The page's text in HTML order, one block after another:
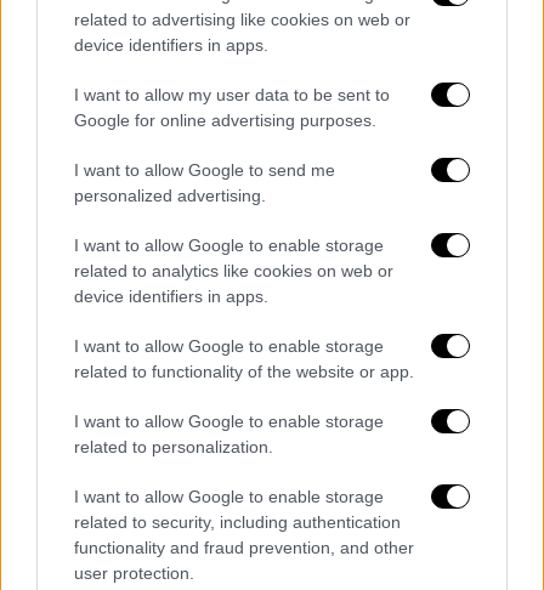
related to advertising like cookies on web or
device identifiers in apps.
I want to allow my user data to be sent to
Google for online advertising purposes.
I want to allow Google to send me
personalized advertising.
I want to allow Google to enable storage
related to analytics like cookies on web or
device identifiers in apps.
I want to allow Google to enable storage
related to functionality of the website or app.
I want to allow Google to enable storage
related to personalization.
I want to allow Google to enable storage
related to security, including authentication
functionality and fraud prevention, and other
user protection.
Από αύριο 08/02 δύο Valentine’s add ons με
Απεριόριστα Data ή Απεριόριστη Ομιλία
μπορέσουν οι συνδρομητές της να
εκφράσουν συναισθήματα αγάπης και
αποδοχής σε όποιον επιθυμούν, χωρίς
κανέναν περιορισμό. Κάθε add on κοστίζει
€7, έχει διάρκεια 14 ημέρες και οι
συνδρομητές της WIND μπορούν να
ενεργοποιήσουν κάποιο από αυτά, ή ακόμα
και τα δύο, μέσα από την εφαρμογή myWIND.
Οι ενδιαφερόμενοι μπορούν να αναζητήσουν
περισσότερες πληροφορίες στο
wind.gr, σε
κατάστημα WINDή στο 13800.
Διαβάστε ακόμη
Εκτελέσεις, συλλήψεις και νέοι
περιορισμοί: Το Ιράν σκληραίνει τη γραμμή
στο εσωτερικό εν μέσω πολέμου